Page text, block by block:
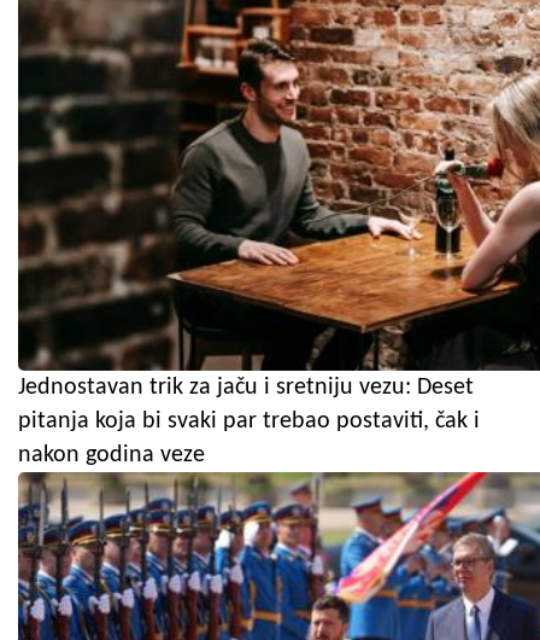
Jednostavan trik za jaču i sretniju vezu: Deset
pitanja koja bi svaki par trebao postaviti, čak i
nakon godina veze